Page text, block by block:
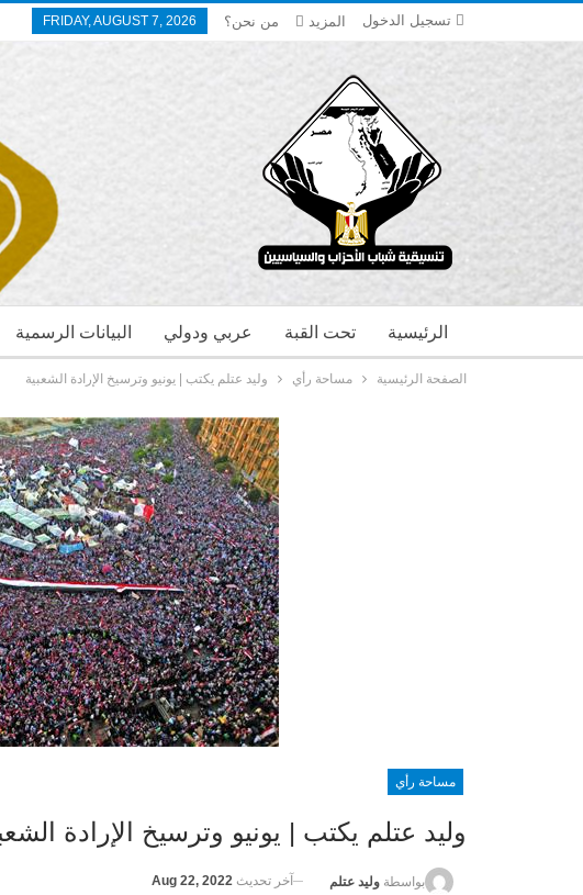
تسجيل الدخول FRIDAY, AUGUST 7, 2026 من نحن؟ المزيد
البيانات الرسمية عربي ودولي تحت القبة الرئيسية
الصفحة الرئيسية مساحة رأي وليد عتلم يكتب | يونيو وترسيخ الإرادة الشعبية
مساحة رأي
وليد عتلم يكتب | يونيو وترسيخ الإرادة
بواسطة وليد عتلم آخر تحديث Aug 22, 2022